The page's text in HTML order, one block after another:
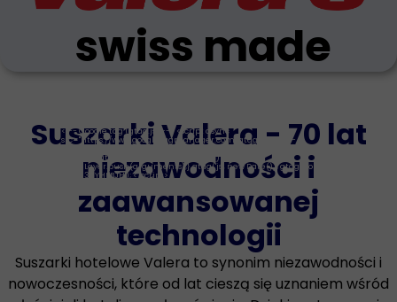
<!-- Google tag (gtag.js) --> <script async
src="https://www.googletagmanager.com/gtag/js?id=G-
window.dataLayer || []; function gtag()
{dataLayer.push(arguments);} gtag('js', new Date()); gtag('config',
'G-R93RYHFBJH'); </script>
Suszarki Valera - 70 lat
niezawodności i
zaawansowanej
technologii
Suszarki hotelowe Valera to synonim niezawodności i
nowoczesności, które od lat cieszą się uznaniem wśród
swiss made